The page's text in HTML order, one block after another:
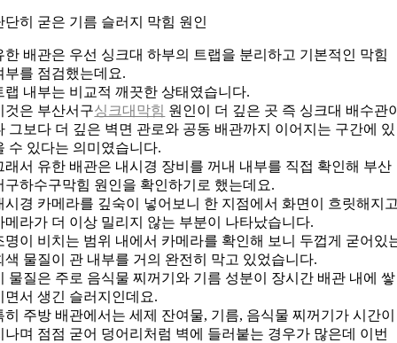
단히 굳은 기름 슬러지 막힘 원인
한 배관은 우선 싱크대 하부의 트랩을 분리하고 기본적인 막힘
부를 점검했는데요.
랩 내부는 비교적 깨끗한 상태였습니다.
것은 부산서구싱크대막힘 원인이 더 깊은 곳 즉 싱크대 배수관
그보다 더 깊은 벽면 관로와 공동 배관까지 이어지는 구간에 있
수 있다는 의미였습니다.
래서 유한 배관은 내시경 장비를 꺼내 내부를 직접 확인해 부산
구하수구막힘 원인을 확인하기로 했는데요.
시경 카메라를 깊숙이 넣어보니 한 지점에서 화면이 흐릿해지
메라가 더 이상 밀리지 않는 부분이 나타났습니다.
명이 비치는 범위 내에서 카메라를 확인해 보니 두껍게 굳어있
색 물질이 관 내부를 거의 완전히 막고 있었습니다.
물질은 주로 음식물 찌꺼기와 기름 성분이 장시간 배관 내에 쌓
면서 생긴 슬러지인데요.
히 주방 배관에서는 세제 잔여물, 기름, 음식물 찌꺼기가 시간이
나며 점점 굳어 덩어리처럼 벽에 들러붙는 경우가 많은데 이번